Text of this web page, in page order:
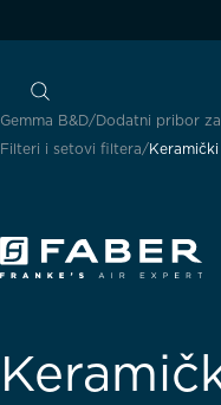
Gemma B&D Dodatni pribor
Filteri i setovi filtera